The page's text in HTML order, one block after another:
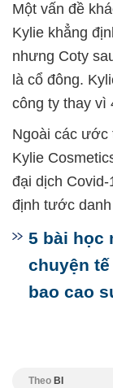
Một vấn đề
Kylie khẳng
nhưng Coty
là cổ đông.
công ty thay vì
Ngoài các ước
Kylie
đại dịch
định tước
5 bài học
chuyện
bao cao
Theo BI